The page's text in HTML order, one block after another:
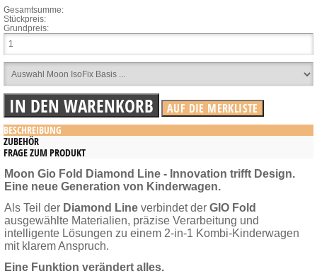
Gesamtsumme:
Stückpreis:
Grundpreis:
BESCHREIBUNG
ZUBEHÖR
FRAGE ZUM PRODUKT
Moon Gio Fold Diamond Line - Innovation trifft Design.
Eine neue Generation von Kinderwagen.
Als Teil der Diamond Line verbindet der GIO Fold
ausgewählte Materialien, präzise Verarbeitung und
intelligente Lösungen zu einem 2-in-1 Kombi-Kinderwagen
mit klarem Anspruch.
Eine Funktion verändert alles.